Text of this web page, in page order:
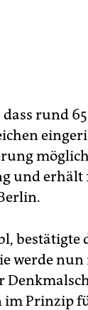
rund
und erhält
bestätigte
werde
Prinzip